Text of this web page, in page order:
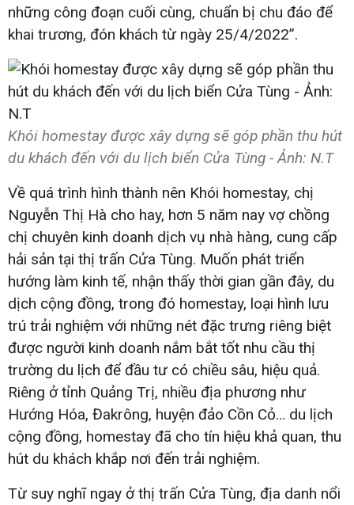
những công đoạn cuối cùng, chuẩn bị chu đáo để
khai trương, đón khách từ ngày 25/4/2022”.
Khói homestay được xây dựng sẽ góp phần thu hút
du khách đến với du lịch biển Cửa Tùng - Ảnh: N.T
Về quá trình hình thành nên Khói homestay, chị
Nguyễn Thị Hà cho hay, hơn 5 năm nay vợ chồng
chị chuyên kinh doanh dịch vụ nhà hàng, cung cấp
hải sản tại thị trấn Cửa Tùng. Muốn phát triển
hướng làm kinh tế, nhận thấy thời gian gần đây, du
dịch cộng đồng, trong đó homestay, loại hình lưu
trú trải nghiệm với những nét đặc trưng riêng biệt
được người kinh doanh nắm bắt tốt nhu cầu thị
trường du lịch để đầu tư có chiều sâu, hiệu quả.
Riêng ở tỉnh Quảng Trị, nhiều địa phương như
Hướng Hóa, Đakrông, huyện đảo Cồn Cỏ… du lịch
cộng đồng, homestay đã cho tín hiệu khả quan, thu
hút du khách khắp nơi đến trải nghiệm.
Từ suy nghĩ ngay ở thị trấn Cửa Tùng, địa danh nổi